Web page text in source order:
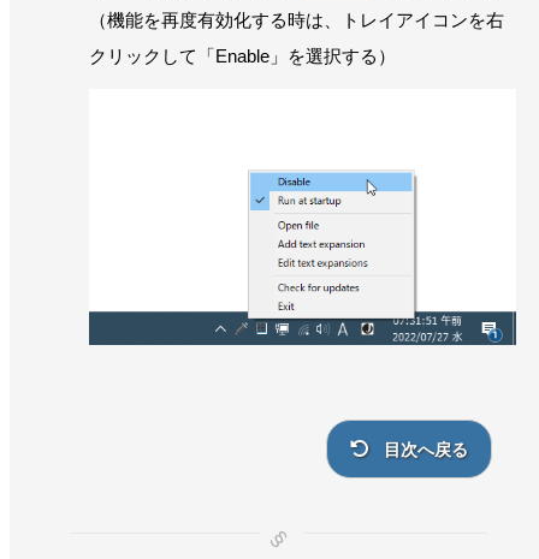
（機能を再度有効化する時は、トレイアイコンを右
クリックして「Enable」を選択する）
目次へ戻る